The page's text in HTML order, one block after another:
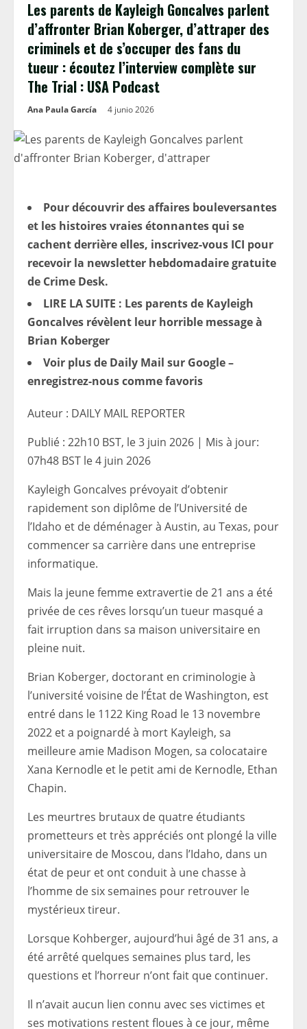
Les parents de Kayleigh Goncalves parlent
d’affronter Brian Koberger, d’attraper des
criminels et de s’occuper des fans du
tueur : écoutez l’interview complète sur
The Trial : USA Podcast
Ana Paula García 4 junio 2026
Pour découvrir des affaires bouleversantes
et les histoires vraies étonnantes qui se
cachent derrière elles, inscrivez-vous ICI pour
recevoir la newsletter hebdomadaire gratuite
de Crime Desk.
LIRE LA SUITE : Les parents de Kayleigh
Goncalves révèlent leur horrible message à
Brian Koberger
Voir plus de Daily Mail sur Google –
enregistrez-nous comme favoris
Auteur : DAILY MAIL REPORTER
Publié : 22h10 BST, le 3 juin 2026 | Mis à jour:
07h48 BST le 4 juin 2026
Kayleigh Goncalves prévoyait d’obtenir
rapidement son diplôme de l’Université de
l’Idaho et de déménager à Austin, au Texas, pour
commencer sa carrière dans une entreprise
informatique.
Mais la jeune femme extravertie de 21 ans a été
privée de ces rêves lorsqu’un tueur masqué a
fait irruption dans sa maison universitaire en
pleine nuit.
Brian Koberger, doctorant en criminologie à
l’université voisine de l’État de Washington, est
entré dans le 1122 King Road le 13 novembre
2022 et a poignardé à mort Kayleigh, sa
meilleure amie Madison Mogen, sa colocataire
Xana Kernodle et le petit ami de Kernodle, Ethan
Chapin.
Les meurtres brutaux de quatre étudiants
prometteurs et très appréciés ont plongé la ville
universitaire de Moscou, dans l’Idaho, dans un
état de peur et ont conduit à une chasse à
l’homme de six semaines pour retrouver le
mystérieux tireur.
Lorsque Kohberger, aujourd’hui âgé de 31 ans, a
été arrêté quelques semaines plus tard, les
questions et l’horreur n’ont fait que continuer.
Il n’avait aucun lien connu avec ses victimes et
ses motivations restent floues à ce jour, même